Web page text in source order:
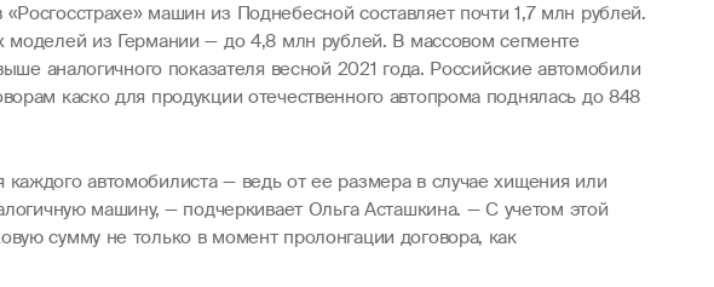
машин из Поднебесной составляет почти 1,7 млн рублей.
моделей из Германии — до 4,8 млн рублей. В массовом сегменте
аналогичного показателя весной 2021 года. Российские автомобили
каско для продукции отечественного автопрома поднялась до 848
автомобилиста — ведь от ее размера в случае хищения или
машину, — подчеркивает Ольга Асташкина. — С учетом этой
сумму не только в момент пролонгации договора, как